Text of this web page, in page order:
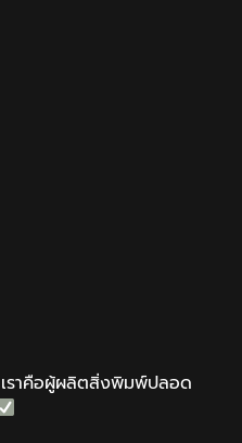
เราคือผู้ผลิตสิ่งพิมพ์ปลอด